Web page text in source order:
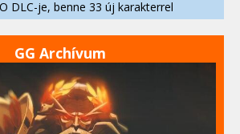
DLC-je, benne 33 új karakterrel
GG Archívum